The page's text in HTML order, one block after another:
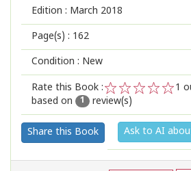
Edition : March 2018
Page(s) : 162
Condition : New
Rate this Book :
2
1
1
based on
1 review(s)
Share this Book Ask to AI